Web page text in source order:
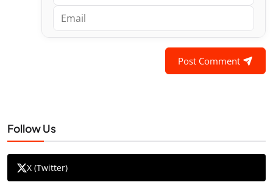
Post Comment
Follow Us
X (Twitter)